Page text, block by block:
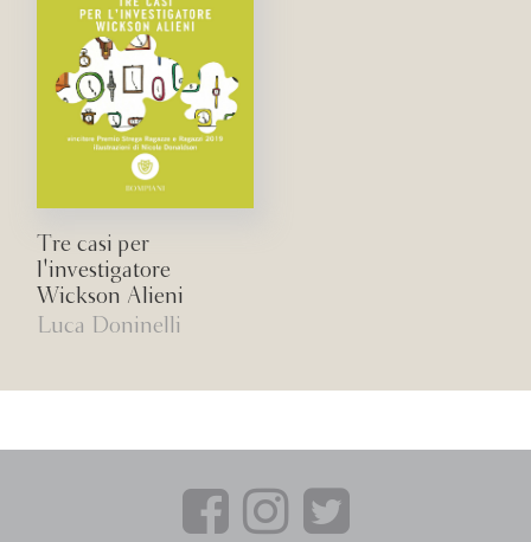
Tre casi per
l'investigatore
Wickson Alieni
Luca Doninelli